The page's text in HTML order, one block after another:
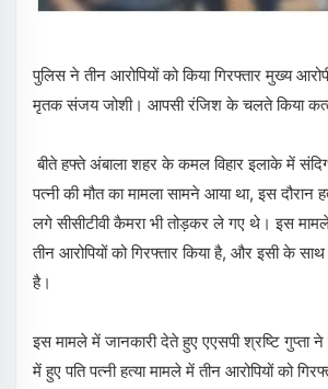
पुलिस ने तीन आरोपियों को किया गिरफ्तार मुख्य
मृतक संजय जोशी। आपसी रंजिश के चलते किया
बीते हफ्ते अंबाला शहर के कमल विहार इलाके में
पत्नी की मौत का मामला सामने आया था, इस दौरान
लगे सीसीटीवी कैमरा भी तोड़कर ले गए थे। इस
तीन आरोपियों को गिरफ्तार किया है, और इसी के
है।
इस मामले में जानकारी देते हुए एएसपी श्रष्टि गुप्ता ने
में हुए पति पत्नी हत्या मामले में तीन आरोपियों को